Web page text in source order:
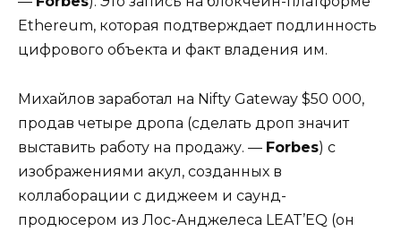
Ethereum, которая подтверждает подлинность
цифрового объекта и факт владения им.
Михайлов заработал на Nifty Gateway $50 000,
продав четыре дропа (сделать дроп значит
выставить работу на продажу. — Forbes) с
изображениями акул, созданных в
коллаборации с диджеем и саунд-
продюсером из Лос-Анджелеса LEAT’EQ (он